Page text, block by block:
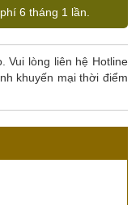
6 tháng 1 lần.
Vui lòng liên hệ Hotline
khuyến mại thời điểm